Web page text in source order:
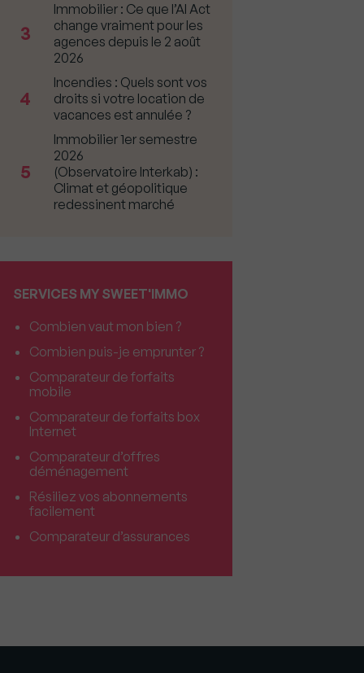
3
Immobilier : Ce que l’AI Act
change vraiment pour les
agences depuis le 2 août
2026
4
Incendies : Quels sont vos
droits si votre location de
vacances est annulée ?
5
Immobilier 1er semestre
2026
(Observatoire Interkab) :
Climat et géopolitique
redessinent marché
SERVICES MY SWEET'IMMO
Combien vaut mon bien ?
Combien puis-je emprunter ?
Comparateur de forfaits
mobile
Comparateur de forfaits box
Internet
Comparateur d’offres
déménagement
Résiliez vos abonnements
facilement
Comparateur d’assurances